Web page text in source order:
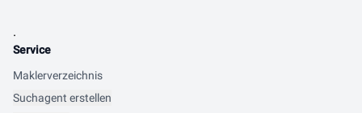
.
Service
Maklerverzeichnis
Suchagent erstellen